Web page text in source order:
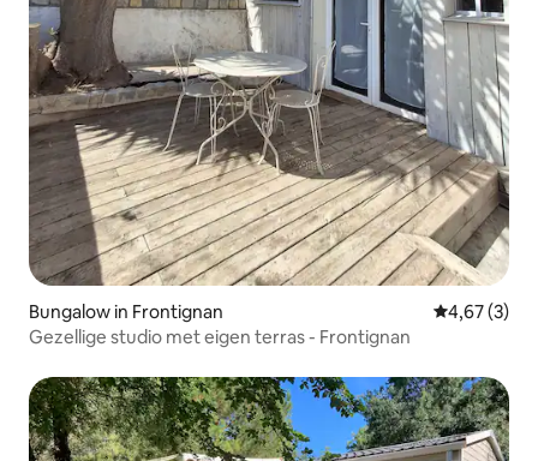
Bungalow in Frontignan
4,67 (3)
Gezellige studio met eigen terras - Frontignan